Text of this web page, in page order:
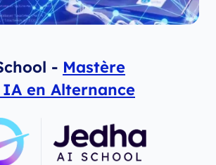
- Mastère
en Alternance